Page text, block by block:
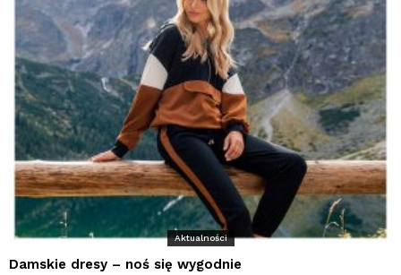
Aktualności
Damskie dresy – noś się wygodnie